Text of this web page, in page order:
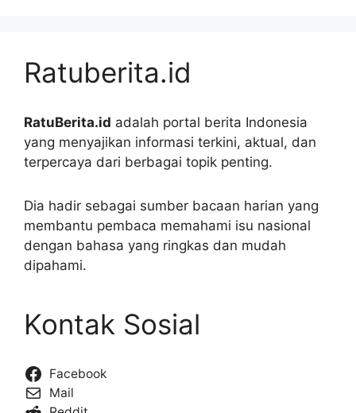
Ratuberita.id
RatuBerita.id adalah portal berita Indonesia
yang menyajikan informasi terkini, aktual, dan
terpercaya dari berbagai topik penting.
Dia hadir sebagai sumber bacaan harian yang
membantu pembaca memahami isu nasional
dengan bahasa yang ringkas dan mudah
dipahami.
Kontak Sosial
Facebook
Mail